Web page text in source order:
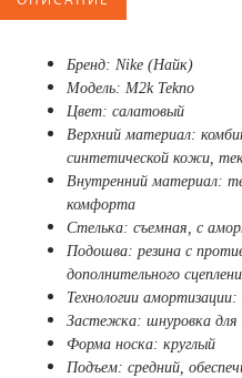
Бренд: Nike (Найк)
Модель: M2k Tekno
Цвет: салатовый
Верхний материал:
синтетической кожи,
Внутренний материал:
комфорта
Стелька: съемная, с
Подошва: резина с
дополнительного
Технологии
Застежка: шнуровка
Форма носка: круглый
Подъем: средний,